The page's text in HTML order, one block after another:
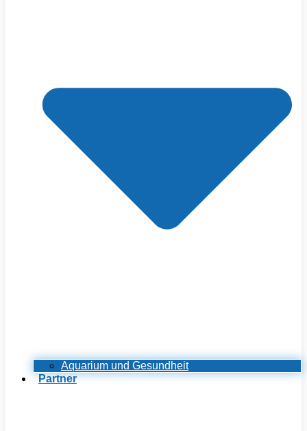
Aquarium und Gesundheit
Partner